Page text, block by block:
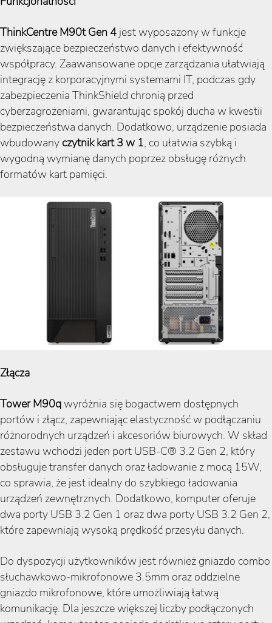
ThinkCentre M90t Gen 4 jest wyposażony w funkcje
zwiększające bezpieczeństwo danych i efektywność
współpracy. Zaawansowane opcje zarządzania ułatwiają
integrację z korporacyjnymi systemami IT, podczas gdy
zabezpieczenia ThinkShield chronią przed
cyberzagrożeniami, gwarantując spokój ducha w kwestii
bezpieczeństwa danych. Dodatkowo, urządzenie posiada
wbudowany czytnik kart 3 w 1, co ułatwia szybką i
wygodną wymianę danych poprzez obsługę różnych
formatów kart pamięci.
Złącza
Tower M90qwyróżnia się bogactwem dostępnych
portów i złącz, zapewniając elastyczność w podłączaniu
różnorodnych urządzeń i akcesoriów biurowych. W skład
zestawu wchodzi jeden port USB-C® 3.2 Gen 2, który
obsługuje transfer danych oraz ładowanie z mocą 15W,
co sprawia, że jest idealny do szybkiego ładowania
urządzeń zewnętrznych. Dodatkowo, komputer oferuje
dwa porty USB 3.2 Gen 1 oraz dwa porty USB 3.2 Gen 2,
które zapewniają wysoką prędkość przesyłu danych.
Do dyspozycji użytkowników jest również gniazdo combo
słuchawkowo-mikrofonowe 3.5mm oraz oddzielne
gniazdo mikrofonowe, które umożliwiają łatwą
komunikację. Dla jeszcze większej liczby podłączonych